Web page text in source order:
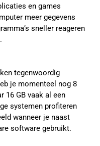
en games
meer gegevens
sneller reageren
tegenwoordig
je momenteel nog 8
16 GB vaak al een
systemen profiteren
wanneer je naast
software gebruikt.